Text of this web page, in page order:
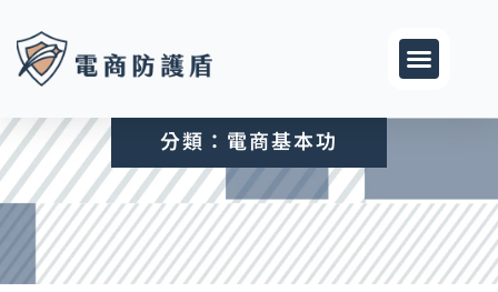
內
容
分類：電商基本功